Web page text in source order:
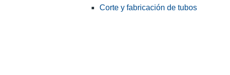
Corte y fabricación de tubos